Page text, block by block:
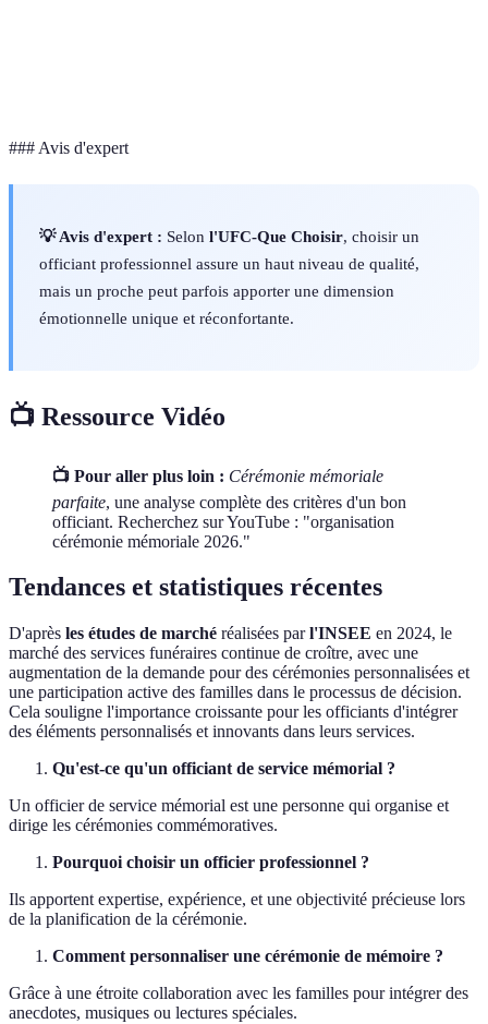
### Avis d'expert
💡 Avis d'expert : Selon l'UFC-Que Choisir, choisir un
officiant professionnel assure un haut niveau de qualité,
mais un proche peut parfois apporter une dimension
émotionnelle unique et réconfortante.
📺 Ressource Vidéo
📺 Pour aller plus loin : Cérémonie mémoriale
parfaite, une analyse complète des critères d'un bon
officiant. Recherchez sur YouTube : "organisation
cérémonie mémoriale 2026."
Tendances et statistiques récentes
D'après les études de marché réalisées parl'INSEE en 2024, le
marché des services funéraires continue de croître, avec une
augmentation de la demande pour des cérémonies personnalisées et
une participation active des familles dans le processus de décision.
Cela souligne l'importance croissante pour les officiants d'intégrer
des éléments personnalisés et innovants dans leurs services.
Qu'est-ce qu'un officiant de service mémorial ?
Un officier de service mémorial est une personne qui organise et
dirige les cérémonies commémoratives.
Pourquoi choisir un officier professionnel ?
Ils apportent expertise, expérience, et une objectivité précieuse lors
de la planification de la cérémonie.
Comment personnaliser une cérémonie de mémoire ?
Grâce à une étroite collaboration avec les familles pour intégrer des
anecdotes, musiques ou lectures spéciales.